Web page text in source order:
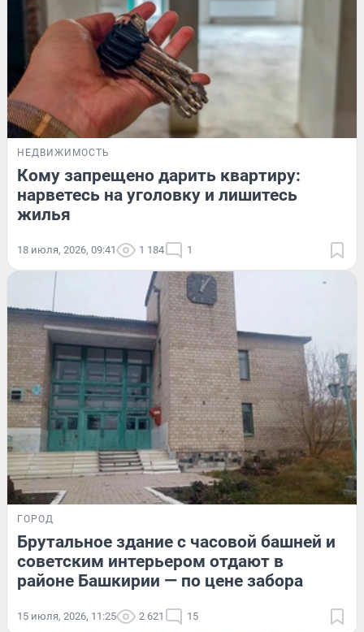
НЕДВИЖИМОСТЬ
Кому запрещено дарить квартиру:
нарветесь на уголовку и лишитесь
жилья
18 июля, 2026, 09:41 1 184 1
ГОРОД
Брутальное здание с часовой башней и
советским интерьером отдают в
районе Башкирии — по цене забора
15 июля, 2026, 11:25 2 621 15